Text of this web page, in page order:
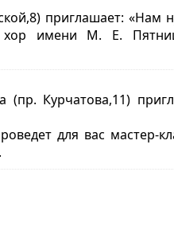
приглашает: «Нам
хор имени М. Е.
Курчатова,11)
для вас мастер-